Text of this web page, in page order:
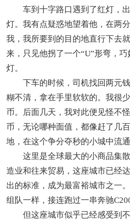
车到十字路口遇到了红灯，出
灯。我有点疑惑地望着他，在两
我，我所要到的目的地直行下去
来，只见他拐了一个“U”形弯，
灯。
下车的时候，司机找回两元钱
糊不清，拿在手里软软的。我很
币。后面几天，我对此便见怪不
币，无论哪种面值，都像赶了几
地，在这个争分夺秒的小城中流
这里是全球最大的小商品集
造业和往来贸易，这座城市已经
出的标准，成为最富裕城市之一
组队一样，接连跑过一串奔驰C200
但这座城市似乎已经感受到不